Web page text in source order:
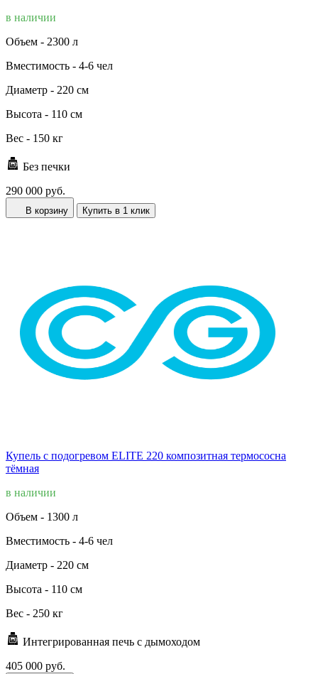
в наличии
Объем - 2300 л
Вместимость - 4-6 чел
Диаметр - 220 см
Высота - 110 см
Вес - 150 кг
Без печки
290 000 руб.
В корзину Купить в 1 клик
Купель с подогревом ELITE 220 композитная термососна
тёмная
в наличии
Объем - 1300 л
Вместимость - 4-6 чел
Диаметр - 220 см
Высота - 110 см
Вес - 250 кг
Интегрированная печь с дымоходом
405 000 руб.